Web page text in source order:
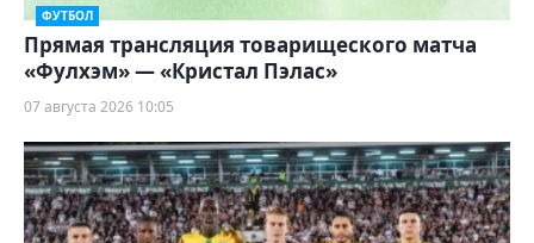
ФУТБОЛ
Прямая трансляция товарищеского матча
«Фулхэм» — «Кристал Пэлас»
07 августа 2026 10:05